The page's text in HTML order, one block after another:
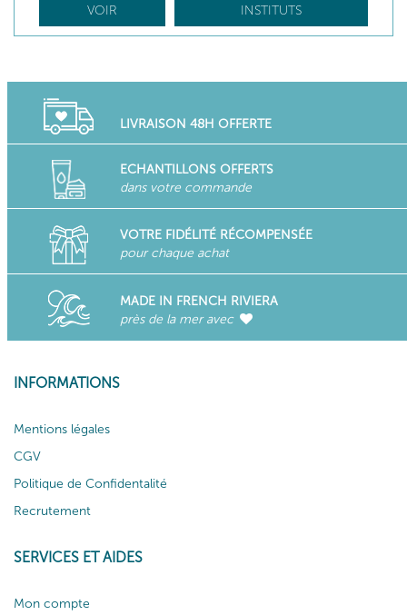
VOIR INSTITUTS
LIVRAISON 48H OFFERTE
ECHANTILLONS OFFERTS
dans votre commande
VOTRE FIDÉLITÉ RÉCOMPENSÉE
pour chaque achat
MADE IN FRENCH RIVIERA
près de la mer avec
INFORMATIONS
Mentions légales
CGV
Politique de Confidentalité
Recrutement
SERVICES ET AIDES
Mon compte